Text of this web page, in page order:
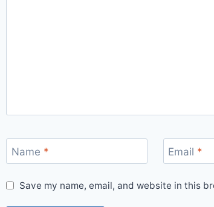
Name * Email *
Save my name, email, and website in this